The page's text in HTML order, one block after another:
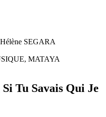
SEGARA
MATAYA
Tu Savais Qui Je